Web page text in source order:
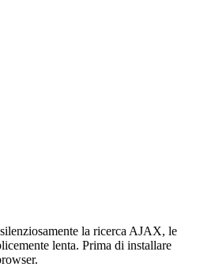
la ricerca AJAX, le
lenta. Prima di installare